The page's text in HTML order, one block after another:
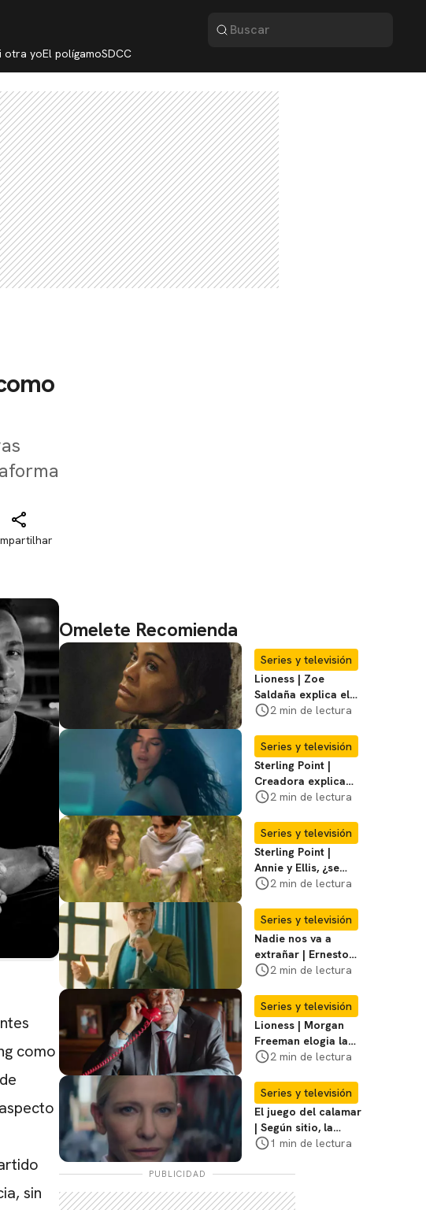
otra yoEl polígamoSDCC
como
sin
Omelete Recomienda
Series y televisión
Lioness | Zoe
Saldaña explica el
violento secuestro
temporada 3
2 min de lectura
Series y televisión
Sterling Point |
Creadora explica
momentos clave del
2 min de lectura
Series y televisión
Sterling Point |
Annie y Ellis, ¿se
quedan juntos o
2 min de lectura
Series y televisión
Nadie nos va a
extrañar | Ernesto
Laguardia habla
2
2 min de lectura
Series y televisión
Lioness | Morgan
Freeman elogia la
escritura de Taylor
coraje"
2 min de lectura
Series y televisión
El juego del calamar
| Según sitio, la
versión de David
debería suceder
1 min de lectura
PUBLICIDAD